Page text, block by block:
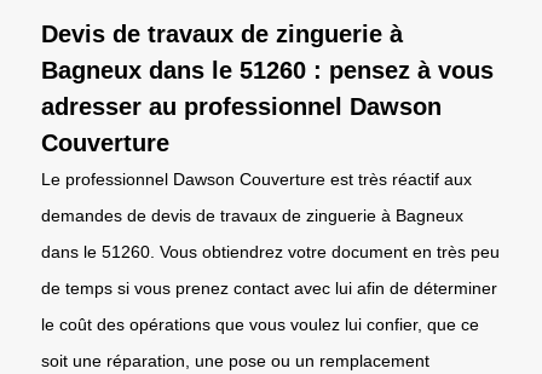
Devis de travaux de zinguerie à
Bagneux dans le 51260 : pensez à vous
adresser au professionnel Dawson
Couverture
Le professionnel Dawson Couverture est très réactif aux
demandes de devis de travaux de zinguerie à Bagneux
dans le 51260. Vous obtiendrez votre document en très peu
de temps si vous prenez contact avec lui afin de déterminer
le coût des opérations que vous voulez lui confier, que ce
soit une réparation, une pose ou un remplacement